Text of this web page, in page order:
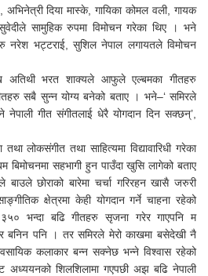
अभिनेत्री दिया मास्के, गायिका कोमल वली, गायक
सामुहिक रुपमा विमोचन गरेका थिए । भने
नरेश भट्टराई, सुशिल नेपाल लगायतले विमोचन
अतिथी भरत शाक्यले आफुले एल्बमका गीतहरु
सबै सुन्न योग्य बनेको बताए । भने–‘ समिरले
गीत संगीतलाई धेरै योगदान दिन सक्छन्’,
लोकसंगीत तथा साहित्यमा विद्यावारिधी गरेका
बिमोचनमा सहभागी हुन पाउँदा खुसि लागेको बताए
बाउले छोराको बारेमा चर्चा गरिरहन खासै जरुरी
क्षेत्रमा केही योगदान गर्ने चाहना रहेको
भन्दा बढि गीतहरु सृजना गरेर गाएपनि म
र बनिन पनि । तर समिरले मेरो काखमा बसेदेखी नै
कलाकार बन्न सक्नेछ भन्ने विश्वास रहेको
अध्ययनको शिलशिलामा गएपछी अझ बढि नेपाली